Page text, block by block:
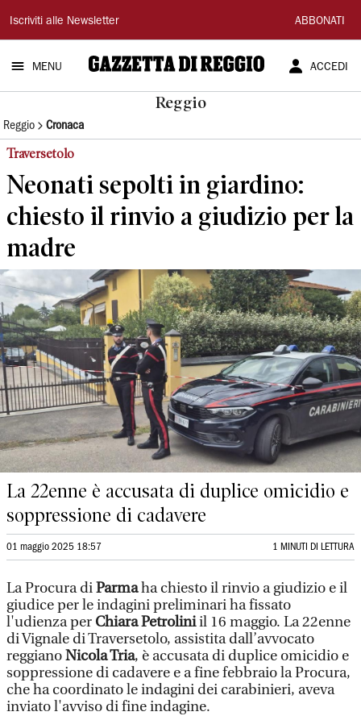
Gazzetta
di
Reggio
Iscriviti alle Newsletter ABBONATI
MENU ACCEDI
Reggio
Reggio Cronaca
Traversetolo
Neonati sepolti in giardino:
chiesto il rinvio a giudizio per la
madre
La 22enne è accusata di duplice omicidio e
soppressione di cadavere
01 maggio 2025 18:57 1 MINUTI DI LETTURA
La Procura diParmaha chiesto il rinvio a giudizio e il
giudice per le indagini preliminari ha fissato
l'udienza per Chiara Petroliniil 16 maggio. La 22enne
di Vignale di Traversetolo, assistita dall’avvocato
reggianoNicola Tria, è accusata di duplice omicidio e
soppressione di cadavere e a fine febbraio la Procura,
che ha coordinato le indagini dei carabinieri, aveva
inviato l'avviso di fine indagine.